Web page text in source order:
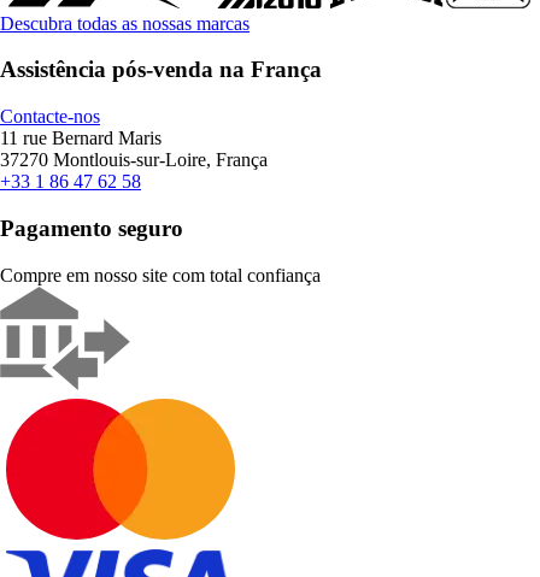
Descubra todas as nossas marcas
Assistência pós-venda na França
Contacte-nos
11 rue Bernard Maris
37270 Montlouis-sur-Loire, França
+33 1 86 47 62 58
Pagamento seguro
Compre em nosso site com total confiança